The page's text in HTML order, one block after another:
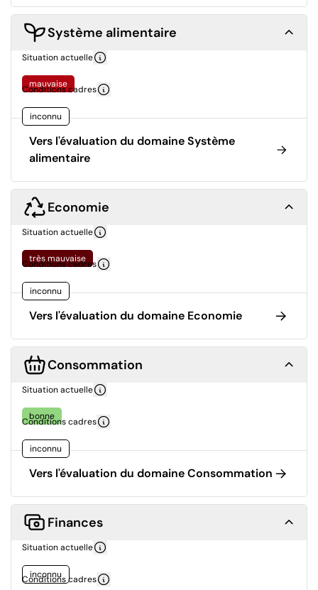
Système alimentaire
Situation actuelle
mauvaise
Conditions cadres
inconnu
Vers l'évaluation du domaine Système
alimentaire
Economie
Situation actuelle
très mauvaise
Conditions cadres
inconnu
Vers l'évaluation du domaine Economie
Consommation
Situation actuelle
bonne
Conditions cadres
inconnu
Vers l'évaluation du domaine Consommation
Finances
Situation actuelle
inconnu
Conditions cadres